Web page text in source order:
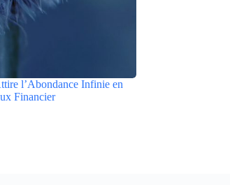
l’Abondance Infinie en
Financier